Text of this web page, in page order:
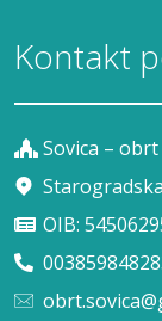
Kontakt
Sovica –
OIB: